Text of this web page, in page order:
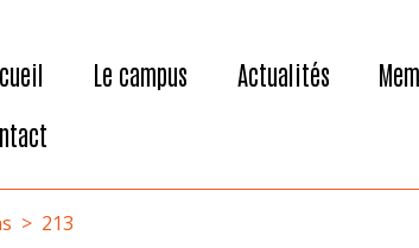
Le campus Actualités
213